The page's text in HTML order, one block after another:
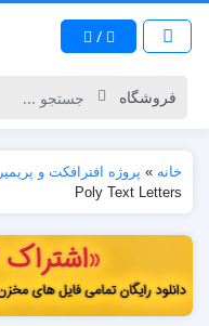
/
خانه » پروژه افترافکت و پریمیر
Poly Text Letters